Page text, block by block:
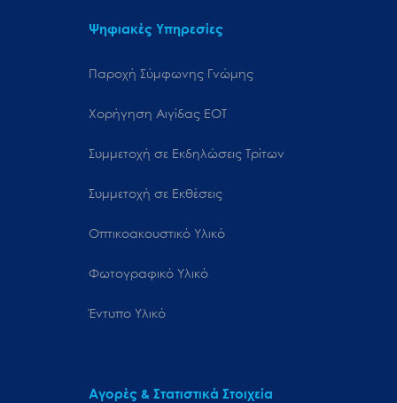
Ψηφιακές Υπηρεσίες
Παροχή Σύμφωνης Γνώμης
Χορήγηση Αιγίδας ΕΟΤ
Συμμετοχή σε Εκδηλώσεις Τρίτων
Συμμετοχή σε Εκθέσεις
Οπτικοακουστικό Υλικό
Φωτογραφικό Υλικό
Έντυπο Υλικό
Αγορές & Στατιστικά Στοιχεία